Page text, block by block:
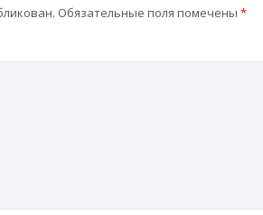
Обязательные поля помечены *